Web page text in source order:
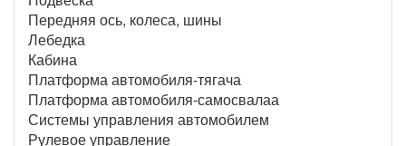
Передняя ось, колеса, шины
Лебедка
Кабина
Платформа автомобиля-тягача
Платформа автомобиля-самосвалаа
Системы управления автомобилем
Рулевое управление